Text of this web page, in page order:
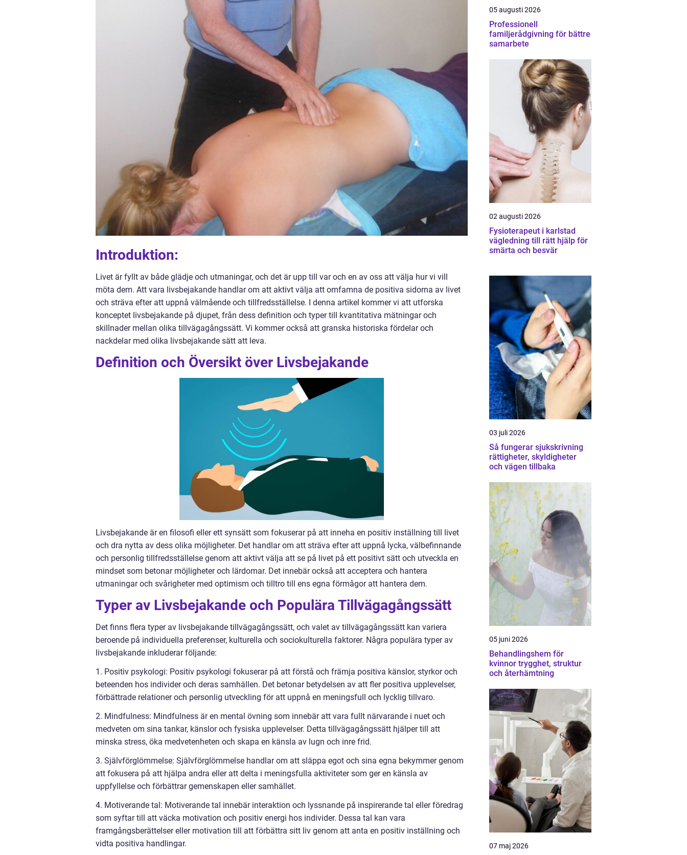
Introduktion:
Livet är fyllt av både glädje och utmaningar, och det är upp till var och en av oss att välja hur vi vill
möta dem. Att vara livsbejakande handlar om att aktivt välja att omfamna de positiva sidorna av livet
och sträva efter att uppnå välmående och tillfredsställelse. I denna artikel kommer vi att utforska
konceptet livsbejakande på djupet, från dess definition och typer till kvantitativa mätningar och
skillnader mellan olika tillvägagångssätt. Vi kommer också att granska historiska fördelar och
nackdelar med olika livsbejakande sätt att leva.
Definition och Översikt över Livsbejakande
Livsbejakande är en filosofi eller ett synsätt som fokuserar på att inneha en positiv inställning till livet
och dra nytta av dess olika möjligheter. Det handlar om att sträva efter att uppnå lycka, välbefinnande
och personlig tillfredsställelse genom att aktivt välja att se på livet på ett positivt sätt och utveckla en
mindset som betonar möjligheter och lärdomar. Det innebär också att acceptera och hantera
utmaningar och svårigheter med optimism och tilltro till ens egna förmågor att hantera dem.
Typer av Livsbejakande och Populära Tillvägagångssätt
Det finns flera typer av livsbejakande tillvägagångssätt, och valet av tillvägagångssätt kan variera
beroende på individuella preferenser, kulturella och sociokulturella faktorer. Några populära typer av
livsbejakande inkluderar följande:
1. Positiv psykologi: Positiv psykologi fokuserar på att förstå och främja positiva känslor, styrkor och
beteenden hos individer och deras samhällen. Det betonar betydelsen av att fler positiva upplevelser,
förbättrade relationer och personlig utveckling för att uppnå en meningsfull och lycklig tillvaro.
2. Mindfulness: Mindfulness är en mental övning som innebär att vara fullt närvarande i nuet och
medveten om sina tankar, känslor och fysiska upplevelser. Detta tillvägagångssätt hjälper till att
minska stress, öka medvetenheten och skapa en känsla av lugn och inre frid.
3. Självförglömmelse: Självförglömmelse handlar om att släppa egot och sina egna bekymmer genom
att fokusera på att hjälpa andra eller att delta i meningsfulla aktiviteter som ger en känsla av
uppfyllelse och förbättrar gemenskapen eller samhället.
4. Motiverande tal: Motiverande tal innebär interaktion och lyssnande på inspirerande tal eller föredrag
som syftar till att väcka motivation och positiv energi hos individer. Dessa tal kan vara
framgångsberättelser eller motivation till att förbättra sitt liv genom att anta en positiv inställning och
vidta positiva handlingar.
05 augusti 2026
Professionell
familjerådgivning för bättre
samarbete
02 augusti 2026
Fysioterapeut i karlstad
vägledning till rätt hjälp för
smärta och besvär
03 juli 2026
Så fungerar sjukskrivning
rättigheter, skyldigheter
och vägen tillbaka
05 juni 2026
Behandlingshem för
kvinnor trygghet, struktur
och återhämtning
07 maj 2026